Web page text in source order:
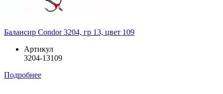
Балансир Condor 3204, гр 13, цвет 109
Артикул
3204-13109
Подробнее